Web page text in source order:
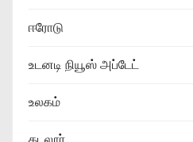
ஈரோடு
உடனடி நியூஸ் அப்டேட்
உலகம்